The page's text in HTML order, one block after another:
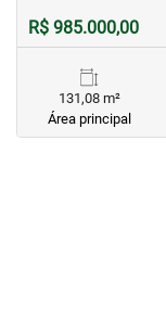
R$ 985.000,00
131,08 m²
Área principal